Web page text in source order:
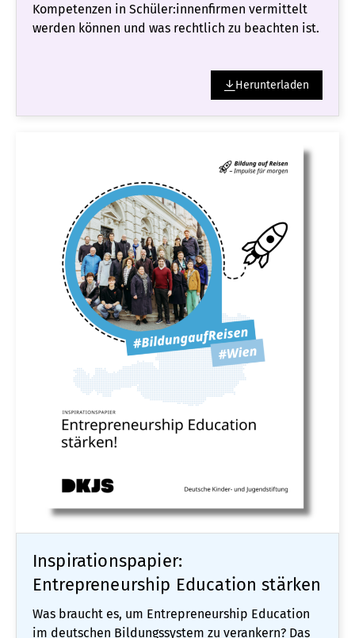
Kompetenzen in Schüler:innenfirmen vermittelt
werden können und was rechtlich zu beachten ist.
Herunterladen
Inspirationspapier:
Entrepreneurship Education stärken
Was braucht es, um Entrepreneurship Education
im deutschen Bildungssystem zu verankern? Das